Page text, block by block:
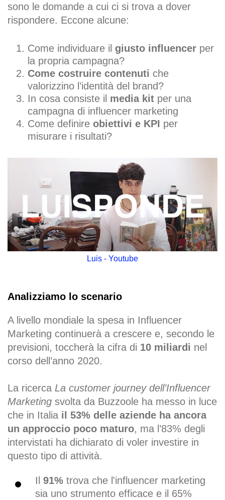
sono le domande a cui ci si trova a dover
rispondere. Eccone alcune:
Come individuare il giusto influencer per
la propria campagna?
Come costruire contenuti che
valorizzino l’identità del brand?
In cosa consiste il media kit per una
campagna di influencer marketing
Come definire obiettivi e KPI per
misurare i risultati?
Luis - Youtube
Analizziamo lo scenario
A livello mondiale la spesa in Influencer
Marketing continuerà a crescere e, secondo le
previsioni, toccherà la cifra di 10 miliardi nel
corso dell’anno 2020.
La ricerca La customer journey dell’Influencer
Marketing svolta da Buzzoole ha messo in luce
che in Italia il 53% delle aziende ha ancora
un approccio poco maturo, ma l’83% degli
intervistati ha dichiarato di voler investire in
questo tipo di attività.
Il 91% trova che l'influencer marketing
sia uno strumento efficace e il 65%